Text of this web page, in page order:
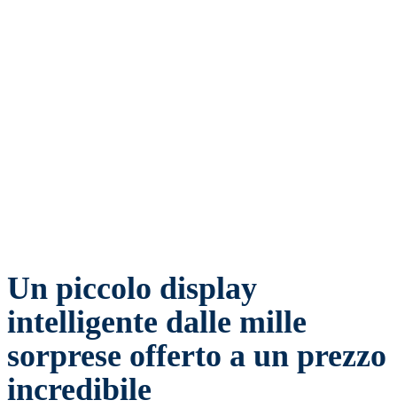
Un piccolo display
intelligente dalle mille
sorprese offerto a un prezzo
incredibile